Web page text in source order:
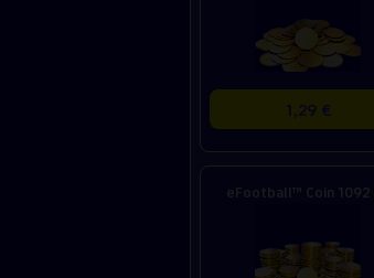
1,29 €
eFootball™ Coin 1092